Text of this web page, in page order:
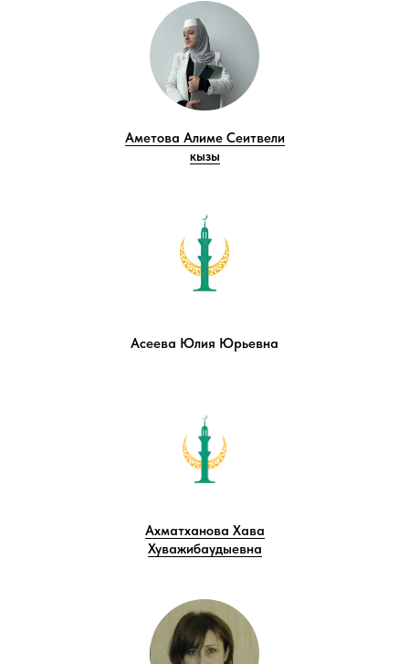
Аметова Алиме Сеитвели
кызы
Асеева Юлия Юрьевна
Ахматханова Хава
Хуважибаудыевна